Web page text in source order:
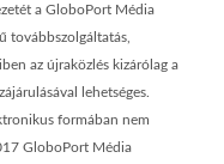
a GloboPort Média
továbbszolgáltatás,
az újraközlés kizárólag a
lehetséges.
formában nem
GloboPort Média